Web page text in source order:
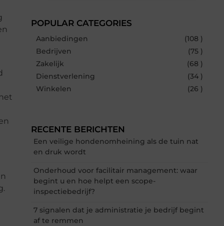
POPULAR CATEGORIES
Aanbiedingen
(108 )
Bedrijven
(75 )
Zakelijk
(68 )
Dienstverlening
(34 )
Winkelen
(26 )
RECENTE BERICHTEN
Een veilige hondenomheining als de tuin nat
en druk wordt
Onderhoud voor facilitair management: waar
begint u en hoe helpt een scope-
inspectiebedrijf?
7 signalen dat je administratie je bedrijf begint
af te remmen